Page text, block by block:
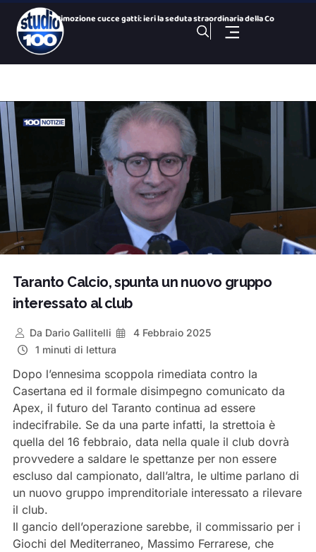
Rimozione cucce gatti: ieri la seduta straordinaria della Co
Colonie feline : parla il presidente della Commissione Ambie
San Paolo Dolphin Refuge, via libera al centro per i cetacei
Gezziamoci, cinque serate e cinque sold out: si chiude la pr
100 NOTIZIE, TG SPORTIVO DELL’ 8 Agosto 2026. Taranto,
100 NOTIZIE, TG H 14:00 DELL’ 8 Agosto 2026. Via Ligur
100 Sport Weekend, puntata del 7 agosto
100 NOTIZIE, TG H 19:30 DEL 7 Agosto 2026. ex Ilva ministro
100 NOTIZIE, TG H 19:30 DELL’ 8 Agosto 2026. Via Ligur
Taranto Calcio, spunta un nuovo gruppo
interessato al club
Da Dario Gallitelli
4 Febbraio 2025
1 minuti di lettura
Dopo l’ennesima scoppola rimediata contro la
Casertana ed il formale disimpegno comunicato da
Apex, il futuro del Taranto continua ad essere
indecifrabile. Se da una parte infatti, la strettoia è
quella del 16 febbraio, data nella quale il club dovrà
provvedere a saldare le spettanze per non essere
escluso dal campionato, dall’altra, le ultime parlano di
un nuovo gruppo imprenditoriale interessato a rilevare
il club.
Il gancio dell’operazione sarebbe, il commissario per i
Giochi del Mediterraneo, Massimo Ferrarese, che